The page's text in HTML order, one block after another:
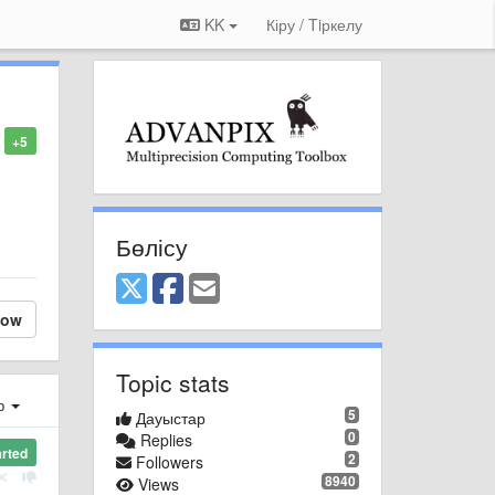
KK Кіру / Tiркелу
+5
Бөлісу
Topic stats
5
Дауыстар
0
Replies
2
Followers
8940
Views